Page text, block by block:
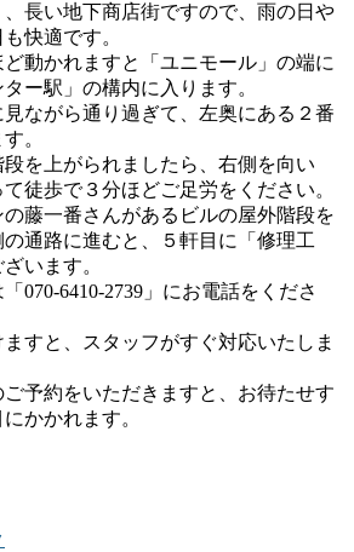
、長い地下商店街ですので、雨の日や
快適です。
動かれますと「ユニモール」の端に
ー駅」の構内に入ります。
ながら通り過ぎて、左奥にある２番
。
を上がられましたら、右側を向い
徒歩で３分ほどご足労をください。
の藤一番さんがあるビルの屋外階段を
の通路に進むと、５軒目に「修理工
います。
070-6410-2739」にお電話をくださ
すと、スタッフがすぐ対応いたしま
予約をいただきますと、お待たせす
かかれます。